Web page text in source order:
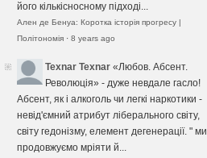
його кількісносному підході...
Ален де Бенуа: Коротка історія прогресу |
Політономія · 8 years ago
Texnar Texnar «Любов. Абсент.
Революція» - дуже невдале гасло!
Абсент, як і алкоголь чи легкі наркотики -
невід'ємний атрибут ліберального світу,
світу гедонізму, елемент дегенерації. " ми
продовжуємо мріяти й...